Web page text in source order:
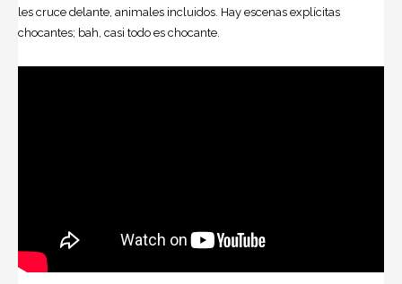
les cruce delante, animales incluidos. Hay escenas explícitas
chocantes; bah, casi todo es chocante.